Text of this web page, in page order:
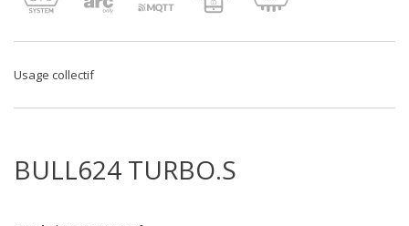
Usage collectif
BULL624 TURBO.S